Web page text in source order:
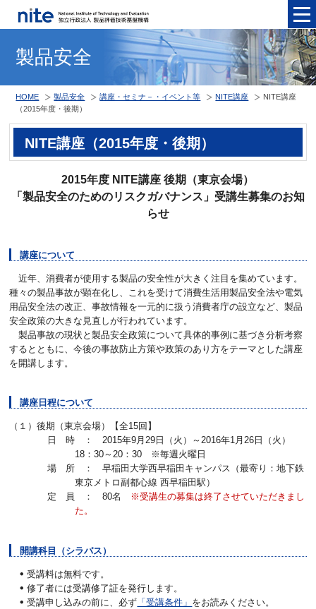
製品安全
HOME 製品安全 講座・セミナ－・イベント等 NITE講座
NITE講座
（2015年度・後期）
NITE講座（2015年度・後期）
2015年度 NITE講座 後期（東京会場）
「製品安全のためのリスクガバナンス」受講生募集のお知
らせ
講座について
近年、消費者が使用する製品の安全性が大きく注目を集めています。
種々の製品事故が顕在化し、これを受けて消費生活用製品安全法や電気
用品安全法の改正、事故情報を一元的に扱う消費者庁の設立など、製品
安全政策の大きな見直しが行われています。
製品事故の現状と製品安全政策について具体的事例に基づき分析考察
するとともに、今後の事故防止方策や政策のあり方をテーマとした講座
を開講します。
講座日程について
（１）後期（東京会場）【全15回】
日 時 ： 2015年9月29日（火）～2016年1月26日（火）
18：30～20：30 ※毎週火曜日
場 所 ： 早稲田大学西早稲田キャンパス（最寄り：地下鉄
東京メトロ副都心線 西早稲田駅）
定 員 ： 80名
※受講生の募集は終了させていただきまし
た。
開講科目（シラバス）
受講料は無料です。
修了者には受講修了証を発行します。
受講申し込みの前に、必ず 「受講条件」 をお読みください。